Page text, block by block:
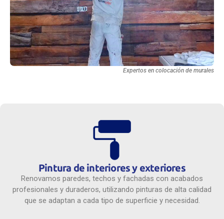
Expertos en colocación de murales
Pintura de interiores y exteriores
Renovamos paredes, techos y fachadas con acabados
profesionales y duraderos, utilizando pinturas de alta calidad
que se adaptan a cada tipo de superficie y necesidad.